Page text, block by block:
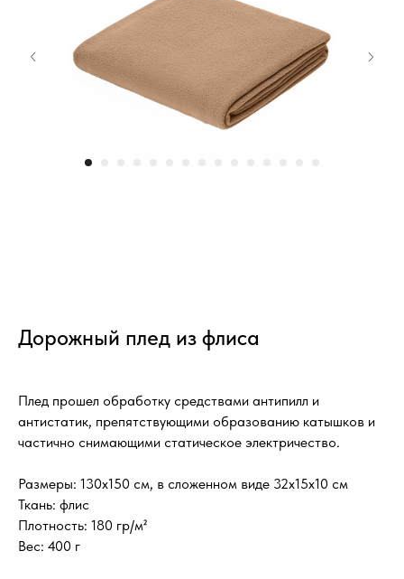
Дорожный плед из флиса
Плед прошел обработку средствами антипилл и
антистатик, препятствующими образованию катышков и
частично снимающими статическое электричество.
Размеры: 130х150 см, в сложенном виде 32x15x10 см
Ткань: флис
Плотность: 180 гр/м²
Вес: 400 г